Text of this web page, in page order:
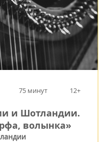
75 минут 12+
и Шотландии.
волынка»